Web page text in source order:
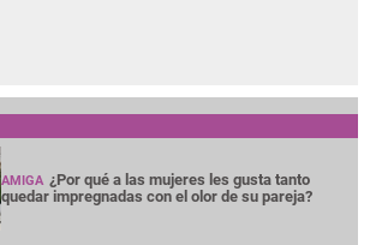
AMIGA ¿Por qué a las mujeres les gusta tanto
quedar impregnadas con el olor de su pareja?